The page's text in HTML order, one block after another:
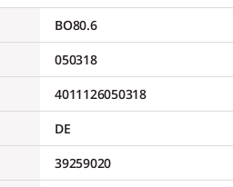
BO80.6
050318
4011126050318
DE
39259020